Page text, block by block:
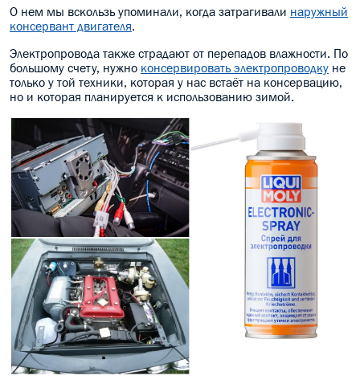
О нем мы вскользь упоминали, когда затрагивали наружный
консервант двигателя.
Электропровода также страдают от перепадов влажности. По
большому счету, нужно консервировать электропроводку не
только у той техники, которая у нас встаёт на консервацию,
но и которая планируется к использованию зимой.